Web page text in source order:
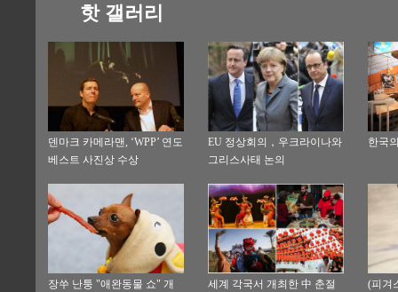
핫 갤러리
덴마크 카메라맨, ‘WPP’ 연도
베스트 사진상 수상
EU 정상회의，우크라이나와
그리스사태 논의
한국
장쑤 난퉁 "애완동물 쇼" 개
세계 각국서 개최한 中 춘절
(피겨